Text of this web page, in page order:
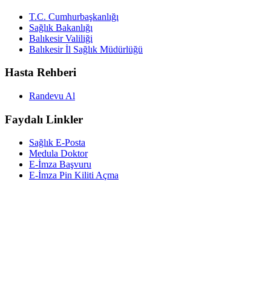
T.C. Cumhurbaşkanlığı
Sağlık Bakanlığı
Balıkesir Valiliği
Balıkesir İl Sağlık Müdürlüğü
Hasta Rehberi
Randevu Al
Faydalı Linkler
Sağlık E-Posta
Medula Doktor
E-İmza Başvuru
E-İmza Pin Kiliti Açma